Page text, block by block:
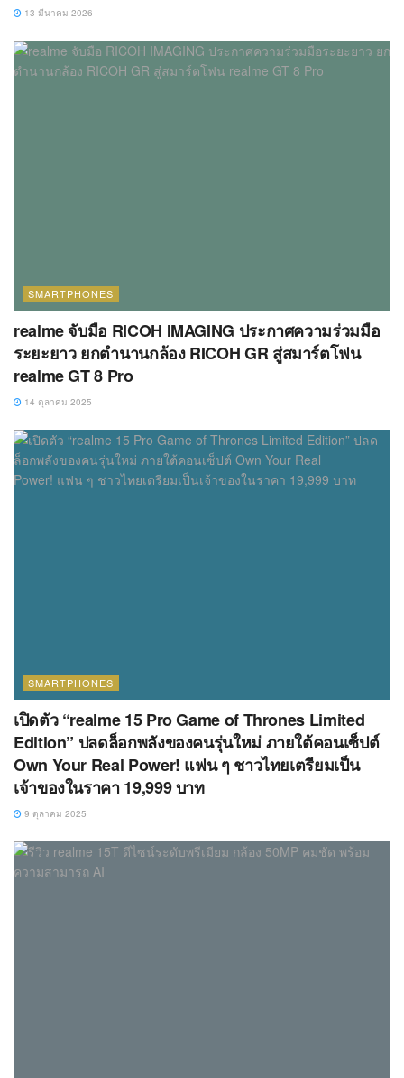
13 มีนาคม 2026
SMARTPHONES
realme จับมือ RICOH IMAGING ประกาศความร่วมมือ
ระยะยาว ยกตำนานกล้อง RICOH GR สู่สมาร์ตโฟน
realme GT 8 Pro
14 ตุลาคม 2025
SMARTPHONES
เปิดตัว “realme 15 Pro Game of Thrones Limited
Edition” ปลดล็อกพลังของคนรุ่นใหม่ ภายใต้คอนเซ็ปต์
Own Your Real Power! แฟน ๆ ชาวไทยเตรียมเป็น
เจ้าของในราคา 19,999 บาท
9 ตุลาคม 2025